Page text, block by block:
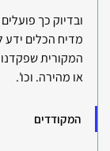
ובדיוק כך
מדיח הכלים
המקורית
או מהירה. וכו'.
המקודדים